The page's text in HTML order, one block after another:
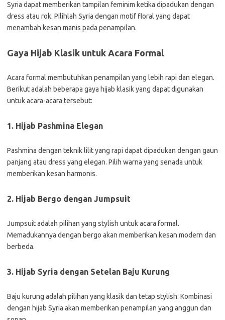
Syria dapat memberikan tampilan feminim ketika dipadukan dengan
dress atau rok. Pilihlah Syria dengan motif floral yang dapat
menambah kesan manis pada penampilan.
Gaya Hijab Klasik untuk Acara Formal
Acara formal membutuhkan penampilan yang lebih rapi dan elegan.
Berikut adalah beberapa gaya hijab klasik yang dapat digunakan
untuk acara-acara tersebut:
1. Hijab Pashmina Elegan
Pashmina dengan teknik lilit yang rapi dapat dipadukan dengan gaun
panjang atau dress yang elegan. Pilih warna yang senada untuk
memberikan kesan harmonis.
2. Hijab Bergo dengan Jumpsuit
Jumpsuit adalah pilihan yang stylish untuk acara formal.
Memadukannya dengan bergo akan memberikan kesan modern dan
berbeda.
3. Hijab Syria dengan Setelan Baju Kurung
Baju kurung adalah pilihan yang klasik dan tetap stylish. Kombinasi
dengan hijab Syria akan memberikan penampilan yang anggun dan